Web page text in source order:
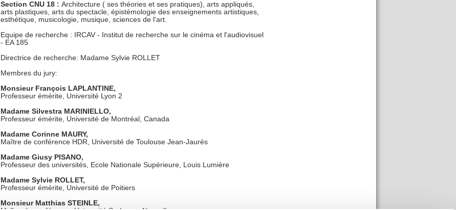
Section CNU 18 : Architecture ( ses théories et ses pratiques), arts appliqués,
arts plastiques, arts du spectacle, épistémologie des enseignements artistiques,
esthétique, musicologie, musique, sciences de l'art.
Equipe de recherche : IRCAV - Institut de recherche sur le cinéma et l'audiovisuel
- EA 185
Directrice de recherche: Madame Sylvie ROLLET
Membres du jury:
Monsieur François LAPLANTINE,
Professeur émérite, Université Lyon 2
Madame Silvestra MARINIELLO,
Professeur émérite, Université de Montréal, Canada
Madame Corinne MAURY,
Maître de conférence HDR, Université de Toulouse Jean-Jaurès
Madame Giusy PISANO,
Professeur des universités, Ecole Nationale Supérieure, Louis Lumière
Madame Sylvie ROLLET,
Professeur émérite, Université de Poitiers
Monsieur Matthias STEINLE,